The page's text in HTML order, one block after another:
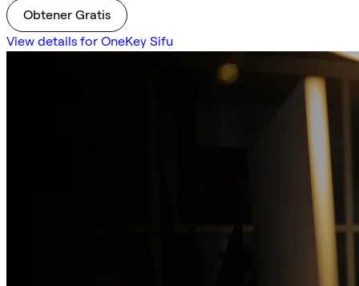
Obtener Gratis
View details for OneKey Sifu